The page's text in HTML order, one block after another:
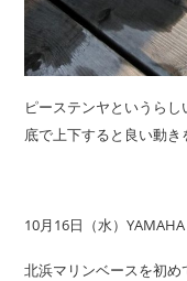
ピーステンヤというら
底で上下すると良い動き
10月16日（水）
北浜マリンベースを初